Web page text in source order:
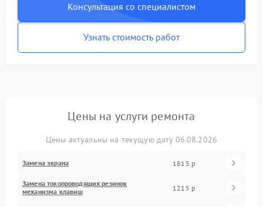
Консультация со специалистом
Узнать стоимость работ
Цены на услуги ремонта
Цены актуальны на текущую дату 06.08.2026
Замена экрана 1815 р
Замена токопроводящих резинок
механизма клавиш
1215 р